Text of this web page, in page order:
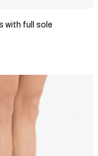
with full sole